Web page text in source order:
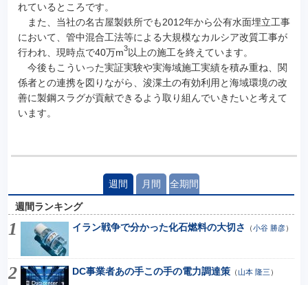
れているところです。
また、当社の名古屋製鉄所でも2012年から公有水面埋立工事
において、管中混合工法等による大規模なカルシア改質工事が
行われ、現時点で40万m3以上の施工を終えています。
今後もこういった実証実験や実海域施工実績を積み重ね、関
係者との連携を図りながら、浚渫土の有効利用と海域環境の改
善に製鋼スラグが貢献できるよう取り組んでいきたいと考えて
います。
週間 月間 全期間
週間ランキング
イラン戦争で分かった化石燃料の大切さ
（小谷 勝彦）
DC事業者あの手この手の電力調達策（山本 隆三 ）